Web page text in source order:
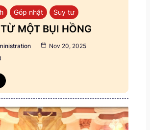
Góp nhặt Suy tư
MỘT BỤI HỒNG
Nov 20, 2025